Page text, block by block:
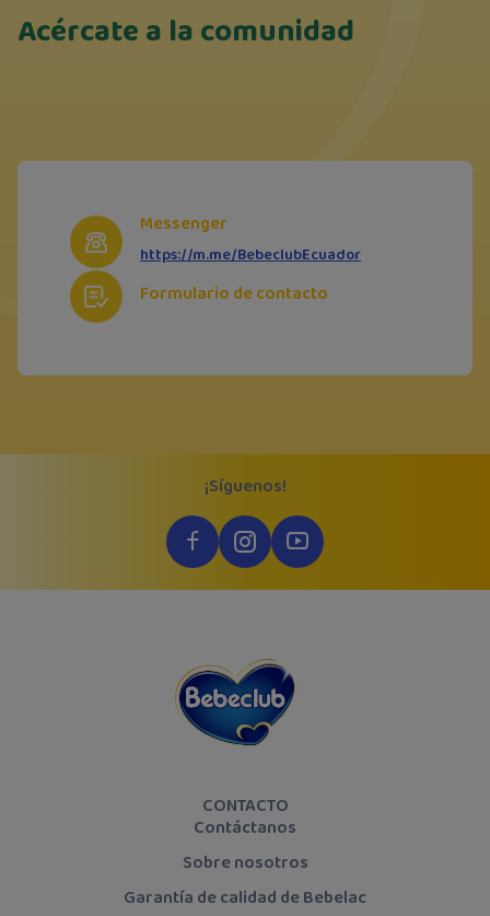
Acércate a la comunidad
Messenger
https://m.me/BebeclubEcuador
Formulario de contacto
CONTACTO
Contáctanos
Sobre nosotros
Garantía de calidad de Bebelac
¡Síguenos!